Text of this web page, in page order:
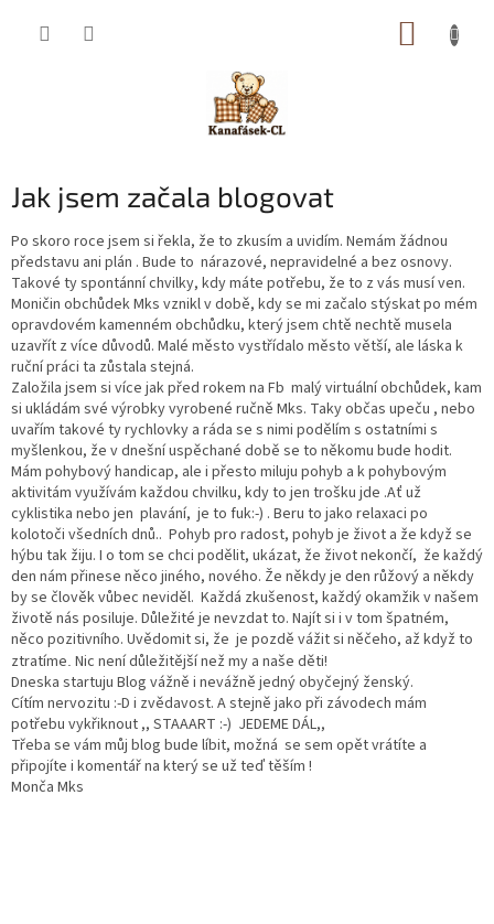
Jak jsem začala blogovat
Po skoro roce jsem si řekla, že to zkusím a uvidím. Nemám žádnou
představu ani plán . Bude to nárazové, nepravidelné a bez osnovy.
Takové ty spontánní chvilky, kdy máte potřebu, že to z vás musí ven.
Moničin obchůdek Mks vznikl v době, kdy se mi začalo stýskat po mém
opravdovém kamenném obchůdku, který jsem chtě nechtě musela
uzavřít z více důvodů. Malé město vystřídalo město větší, ale láska k
ruční práci ta zůstala stejná.
Založila jsem si více jak před rokem na Fb malý virtuální obchůdek, kam
si ukládám své výrobky vyrobené ručně Mks. Taky občas upeču , nebo
uvařím takové ty rychlovky a ráda se s nimi podělím s ostatními s
myšlenkou, že v dnešní uspěchané době se to někomu bude hodit.
Mám pohybový handicap, ale i přesto miluju pohyb a k pohybovým
aktivitám využívám každou chvilku, kdy to jen trošku jde .Ať už
cyklistika nebo jen plavání, je to fuk:-) . Beru to jako relaxaci po
kolotoči všedních dnů.. Pohyb pro radost, pohyb je život a že když se
hýbu tak žiju. I o tom se chci podělit, ukázat, že život nekončí, že každý
den nám přinese něco jiného, nového. Že někdy je den růžový a někdy
by se člověk vůbec neviděl. Každá zkušenost, každý okamžik v našem
životě nás posiluje. Důležité je nevzdat to. Najít si i v tom špatném,
něco pozitivního. Uvědomit si, že je pozdě vážit si něčeho, až když to
ztratíme Nic není důležitější než my a naše děti!
Dneska startuju Blog vážně i nevážně jedný obyčejný ženský.
Cítím nervozitu :-D i zvědavost. A stejně jako při závodech mám
potřebu vykřiknout ,, STAAART :-) JEDEME DÁL,,
Třeba se vám můj blog bude líbit, možná se sem opět vrátíte a
připojíte i komentář na který se už teď těším !
Monča Mks